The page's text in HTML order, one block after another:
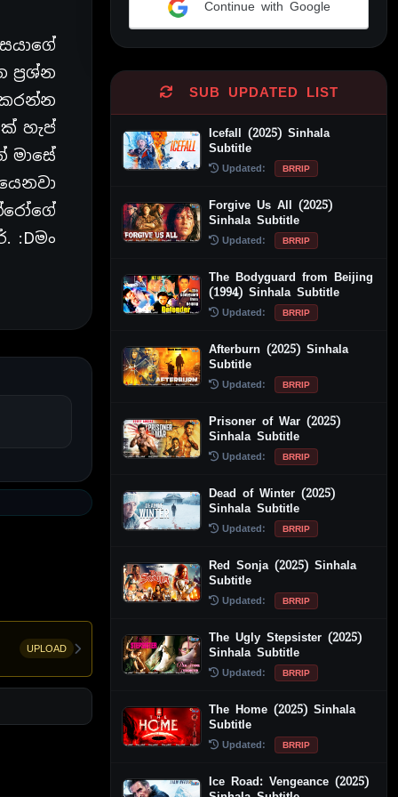
ප්‍රශ්න
හැප්
මාසේ
:Dමං
UPLOAD
Continue with Google
SUB UPDATED LIST
Icefall (2025) Sinhala
Subtitle
Updated: BRRIP
Forgive Us All (2025)
Sinhala Subtitle
Updated: BRRIP
The Bodyguard from Beijing
(1994) Sinhala Subtitle
Updated: BRRIP
Afterburn (2025) Sinhala
Subtitle
Updated: BRRIP
Prisoner of War (2025)
Sinhala Subtitle
Updated: BRRIP
Dead of Winter (2025)
Sinhala Subtitle
Updated: BRRIP
Red Sonja (2025) Sinhala
Subtitle
Updated: BRRIP
The Ugly Stepsister (2025)
Sinhala Subtitle
Updated: BRRIP
The Home (2025) Sinhala
Subtitle
Updated: BRRIP
Ice Road: Vengeance (2025)